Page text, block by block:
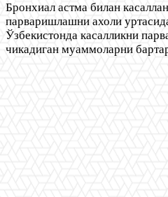
Бронхиал астма билан
парваришлашни ахоли
Ўзбекистонда касалликни
чикадиган муаммоларни